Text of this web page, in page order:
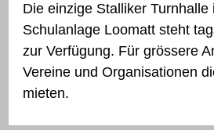
Die einzige Stalliker Turnhalle
Schulanlage Loomatt steht
zur Verfügung. Für grössere
Vereine und Organisationen
mieten.